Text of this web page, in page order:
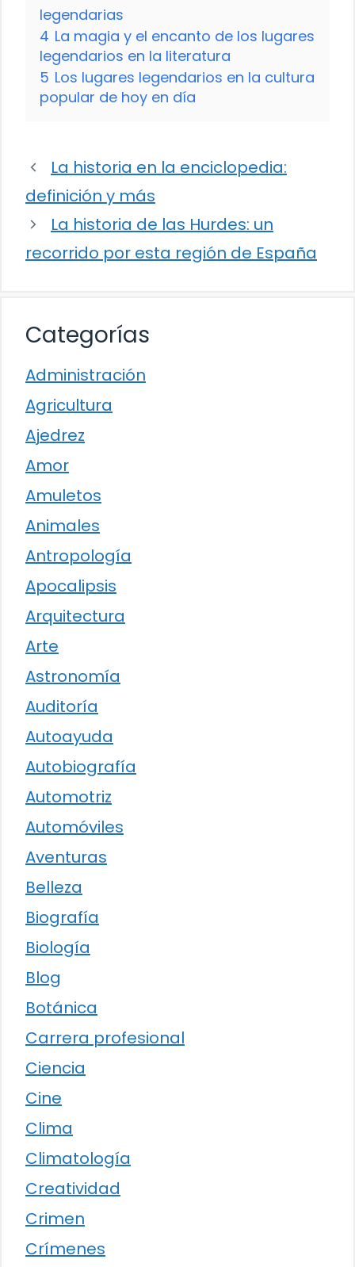
legendarias
4 La magia y el encanto de los lugares
legendarios en la literatura
5 Los lugares legendarios en la cultura
popular de hoy en día
La historia en la enciclopedia:
definición y más
La historia de las Hurdes: un
recorrido por esta región de España
Categorías
Administración
Agricultura
Ajedrez
Amor
Amuletos
Animales
Antropología
Apocalipsis
Arquitectura
Arte
Astronomía
Auditoría
Autoayuda
Autobiografía
Automotriz
Automóviles
Aventuras
Belleza
Biografía
Biología
Blog
Botánica
Carrera profesional
Ciencia
Cine
Clima
Climatología
Creatividad
Crimen
Crímenes